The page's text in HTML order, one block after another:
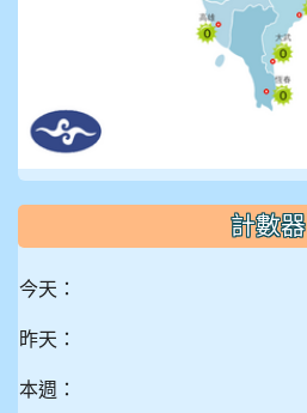
計數器
今天：
昨天：
本週：